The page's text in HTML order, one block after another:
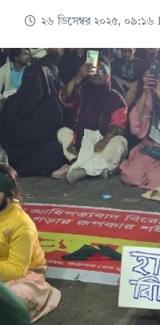
২৬ ডিসেম্বর ২০২৫, ০৯:১৬